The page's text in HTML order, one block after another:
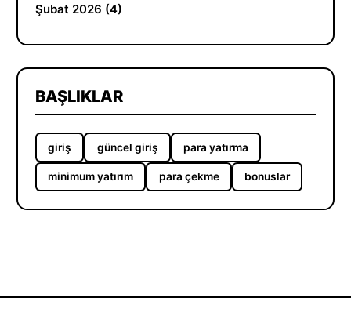
Şubat 2026 (4)
BAŞLIKLAR
giriş güncel giriş para yatırma
minimum yatırım para çekme bonuslar